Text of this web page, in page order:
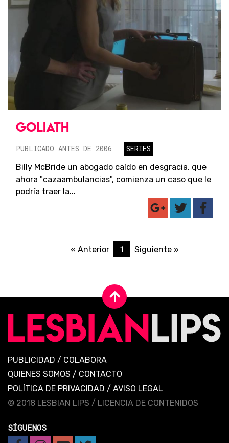
GOLIATH
PUBLICADO ANTES DE 2006
SERIES
Billy McBride un abogado caído en desgracia, que
ahora "cazaambulancias", comienza un caso que le
podría traer la...
« Anterior 1 Siguiente »
PUBLICIDAD / COLABORA
QUIENES SOMOS / CONTACTO
POLÍTICA DE PRIVACIDAD / AVISO LEGAL
© 2018 LESBIAN LIPS / LICENCIA DE CONTENIDOS
SÍGUENOS